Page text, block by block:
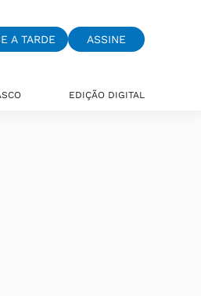
A TARDE ASSINE
EDIÇÃO DIGITAL